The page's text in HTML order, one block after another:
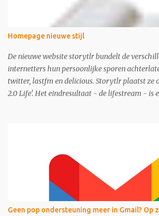
Homepage nieuwe stijl
De nieuwe website storytlr bundelt de
internetters hun persoonlijke sporen
twitter, lastfm en delicious. Storytlr plaatst ze
2.0 Life'. Het eindresultaat - de lifestream - is
Geen pop ondersteuning meer in Gmail? Op